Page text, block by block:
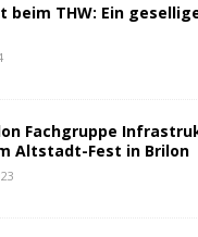
beim THW: Ein
Fachgruppe
Altstadt-Fest in Brilon